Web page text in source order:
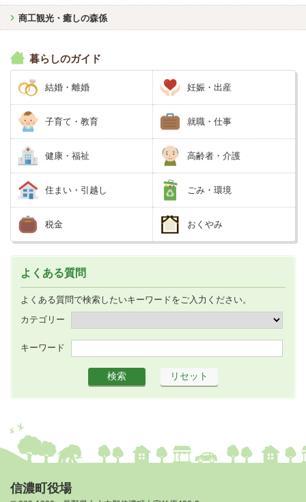
商工観光・癒しの森係
暮らしのガイド
結婚・離婚 妊娠・出産
子育て・教育 就職・仕事
健康・福祉 高齢者・介護
住まい・引越し ごみ・環境
税金 おくやみ
よくある質問
よくある質問で検索したいキーワードをご入力ください。
カテゴリー
キーワード
信濃町役場